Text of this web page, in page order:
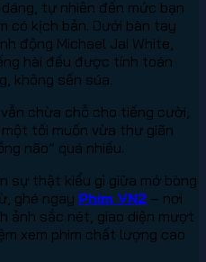
tự nhiên đến mức bạn
có kịch bản. Dưới bàn tay
động Michael Jai White,
hài đều được tính toán
không sến súa.
chừa chỗ cho tiếng cười,
tối muốn vừa thư giãn
não” quá nhiều.
sự thật kiểu gì giữa mớ bòng
ghé ngay Phim VN2 – nơi
ảnh sắc nét, giao diện mượt
xem phim chất lượng cao